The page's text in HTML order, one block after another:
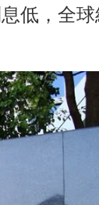
低，全